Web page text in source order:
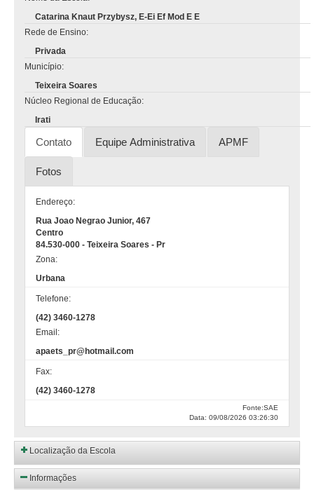
Catarina Knaut Przybysz, E-Ei Ef Mod E E
Rede de Ensino:
Privada
Município:
Teixeira Soares
Núcleo Regional de Educação:
Irati
Contato Equipe Administrativa APMF
Fotos
Endereço:
Rua Joao Negrao Junior, 467
Centro
84.530-000 - Teixeira Soares - Pr
Zona:
Urbana
Telefone:
(42) 3460-1278
Email:
apaets_pr@hotmail.com
Fax:
(42) 3460-1278
Fonte:SAE
Data: 09/08/2026 03:26:30
Localização da Escola
Informações